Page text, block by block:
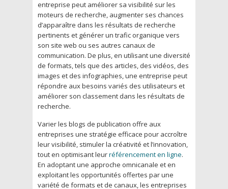
entreprise peut améliorer sa visibilité sur les
moteurs de recherche, augmenter ses chances
d’apparaître dans les résultats de recherche
pertinents et générer un trafic organique vers
son site web ou ses autres canaux de
communication. De plus, en utilisant une diversité
de formats, tels que des articles, des vidéos, des
images et des infographies, une entreprise peut
répondre aux besoins variés des utilisateurs et
améliorer son classement dans les résultats de
recherche.
Varier les blogs de publication offre aux
entreprises une stratégie efficace pour accroître
leur visibilité, stimuler la créativité et l’innovation,
tout en optimisant leurréférencement en ligne.
En adoptant une approche omnicanale et en
exploitant les opportunités offertes par une
variété de formats et de canaux, les entreprises